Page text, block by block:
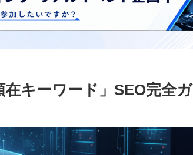
在キーワード」SEO完全ガ